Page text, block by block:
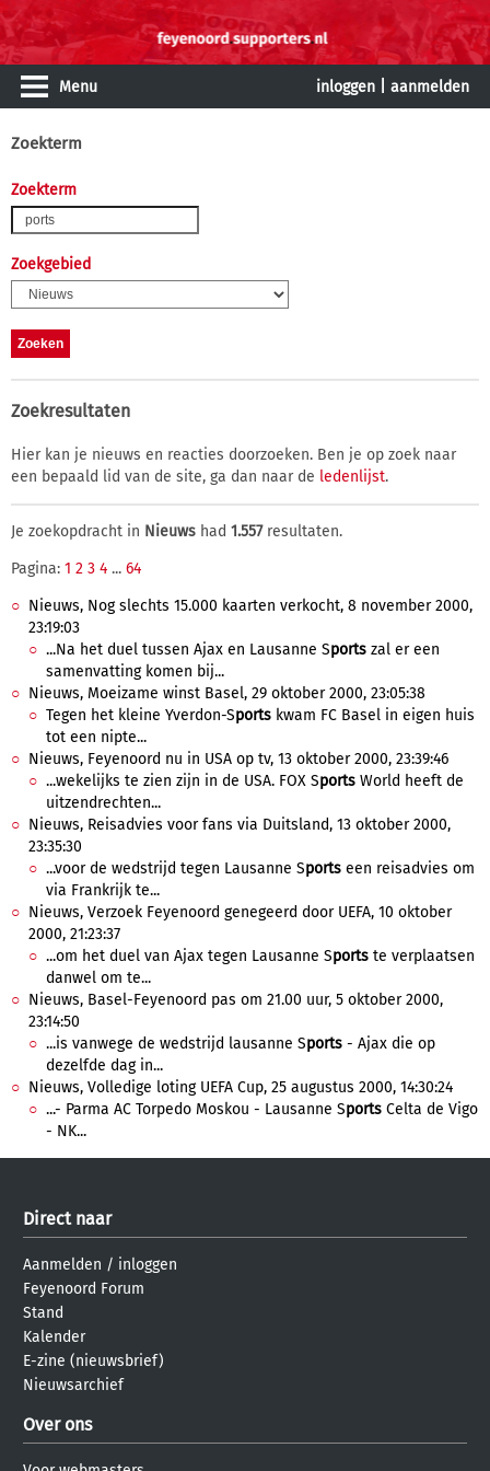
Menu inloggen aanmelden
Zoekterm
Zoekterm
Zoekgebied
Zoekresultaten
Hier kan je nieuws en reacties doorzoeken. Ben je op zoek naar
een bepaald lid van de site, ga dan naar de ledenlijst.
Je zoekopdracht in Nieuws had 1.557resultaten.
Pagina: 1 2 3 4 ... 64
Nieuws, Nog slechts 15.000 kaarten verkocht, 8 november 2000,
23:19:03
...Na het duel tussen Ajax en Lausanne Sports zal er een
samenvatting komen bij...
Nieuws, Moeizame winst Basel, 29 oktober 2000, 23:05:38
Tegen het kleine Yverdon-Sports kwam FC Basel in eigen huis
tot een nipte...
Nieuws, Feyenoord nu in USA op tv, 13 oktober 2000, 23:39:46
...wekelijks te zien zijn in de USA. FOX Sports World heeft de
uitzendrechten...
Nieuws, Reisadvies voor fans via Duitsland, 13 oktober 2000,
23:35:30
...voor de wedstrijd tegen Lausanne Sports een reisadvies om
via Frankrijk te...
Nieuws, Verzoek Feyenoord genegeerd door UEFA, 10 oktober
2000, 21:23:37
...om het duel van Ajax tegen Lausanne Sports te verplaatsen
danwel om te...
Nieuws, Basel-Feyenoord pas om 21.00 uur, 5 oktober 2000,
23:14:50
...is vanwege de wedstrijd lausanne Sports - Ajax die op
dezelfde dag in...
Nieuws, Volledige loting UEFA Cup, 25 augustus 2000, 14:30:24
...- Parma AC Torpedo Moskou - Lausanne Sports Celta de Vigo
- NK...
Direct naar
Aanmelden / inloggen
Feyenoord Forum
Stand
Kalender
E-zine (nieuwsbrief)
Nieuwsarchief
Over ons